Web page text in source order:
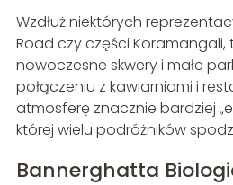
Wzdłuż niektórych
Road czy części Koramangali,
nowoczesne skwery i małe
połączeniu z kawiarniami i
atmosferę znacznie bardziej
której wielu podróżników
Bannerghatta